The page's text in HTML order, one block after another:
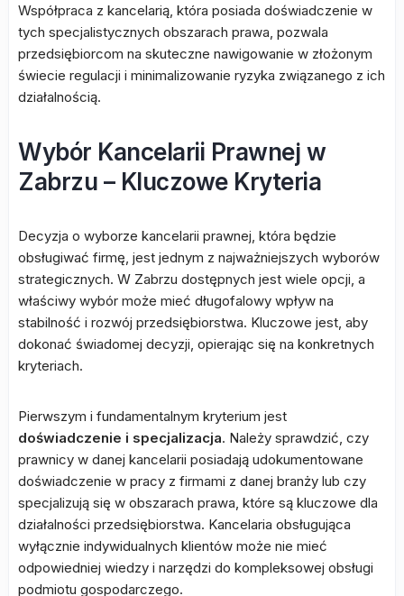
Współpraca z kancelarią, która posiada doświadczenie w
tych specjalistycznych obszarach prawa, pozwala
przedsiębiorcom na skuteczne nawigowanie w złożonym
świecie regulacji i minimalizowanie ryzyka związanego z ich
działalnością.
Wybór Kancelarii Prawnej w
Zabrzu – Kluczowe Kryteria
Decyzja o wyborze kancelarii prawnej, która będzie
obsługiwać firmę, jest jednym z najważniejszych wyborów
strategicznych. W Zabrzu dostępnych jest wiele opcji, a
właściwy wybór może mieć długofalowy wpływ na
stabilność i rozwój przedsiębiorstwa. Kluczowe jest, aby
dokonać świadomej decyzji, opierając się na konkretnych
kryteriach.
Pierwszym i fundamentalnym kryterium jest
doświadczenie i specjalizacja. Należy sprawdzić, czy
prawnicy w danej kancelarii posiadają udokumentowane
doświadczenie w pracy z firmami z danej branży lub czy
specjalizują się w obszarach prawa, które są kluczowe dla
działalności przedsiębiorstwa. Kancelaria obsługująca
wyłącznie indywidualnych klientów może nie mieć
odpowiedniej wiedzy i narzędzi do kompleksowej obsługi
podmiotu gospodarczego.